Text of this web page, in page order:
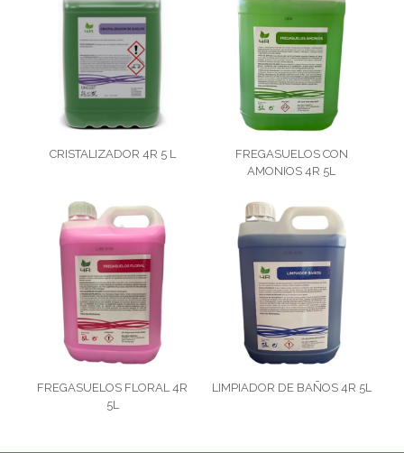
CRISTALIZADOR 4R 5 L
FREGASUELOS CON
AMONIOS 4R 5L
FREGASUELOS FLORAL 4R
5L
LIMPIADOR DE BAÑOS 4R 5L